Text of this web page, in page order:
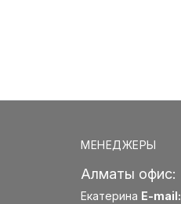
МЕНЕДЖЕРЫ
Алматы офис:
Екатерина E-mail: